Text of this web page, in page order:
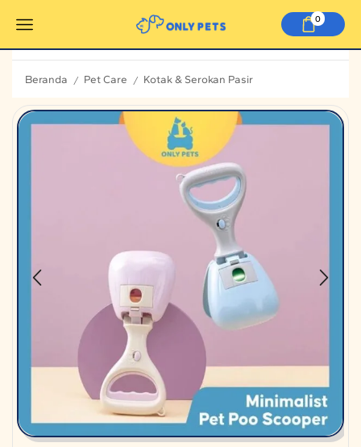
0
Beranda / Pet Care / Kotak & Serokan Pasir